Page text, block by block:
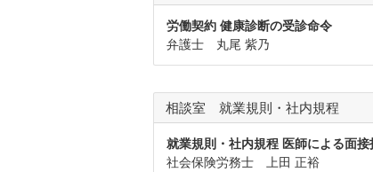
労働契約 健康診断の受診命令
弁護士 丸尾 紫乃
相談室 就業規則・社内規程
就業規則・社内規程 医師による面
社会保険労務士 上田 正裕